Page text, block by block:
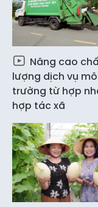
Nâng cao
lượng dịch vụ
trường từ hợp
hợp tác xã